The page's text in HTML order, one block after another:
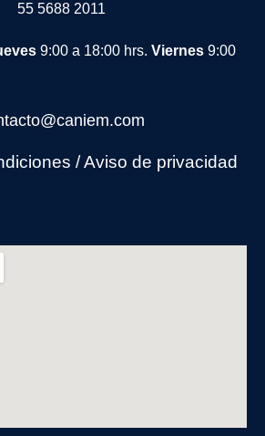
55 5688 2011
9:00 a 18:00 hrs. Viernes 9:00
/Aviso de privacidad